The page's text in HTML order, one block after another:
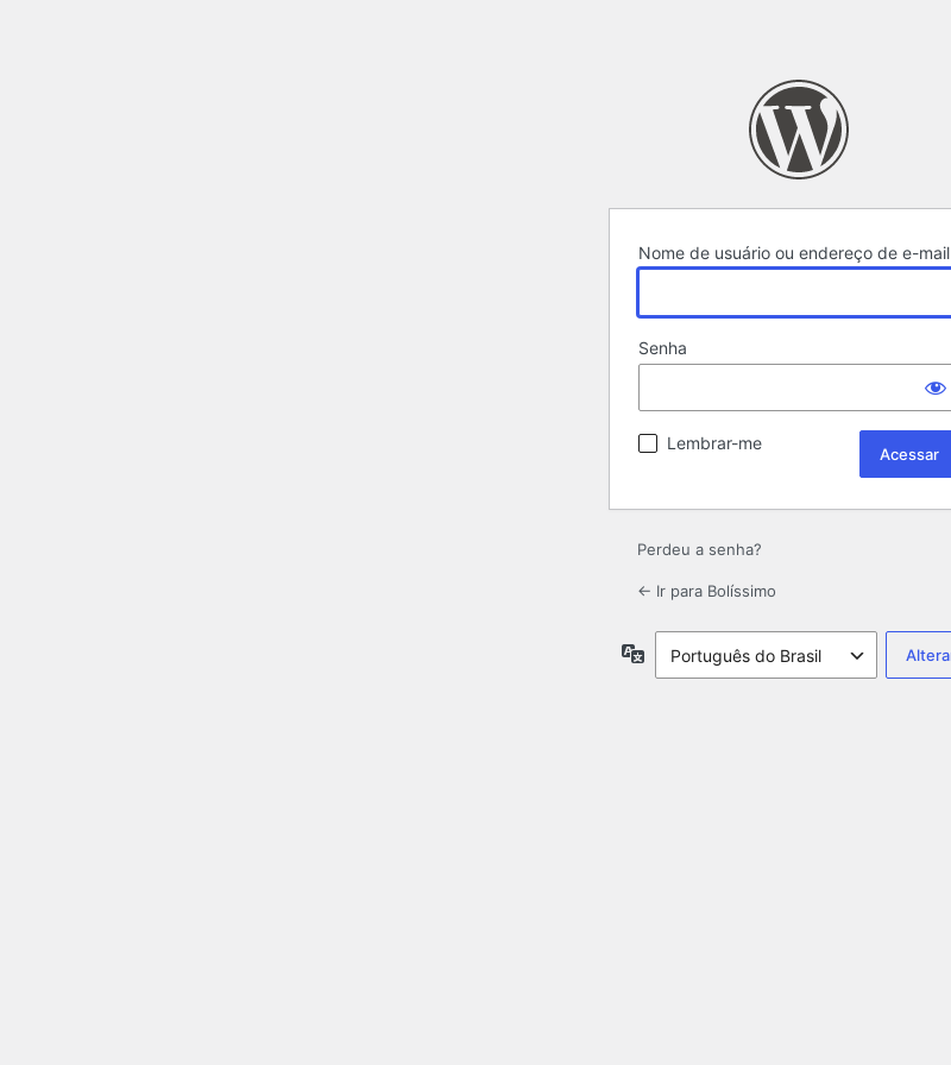
Nome de usuário ou endereço de e-mail
Senha
Lembrar-me
Perdeu a senha?
← Ir para Bolíssimo
Idioma